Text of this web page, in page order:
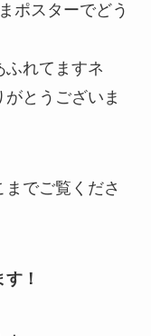
スターでどう
れてますネ
とうございま
でご覧くださ
！